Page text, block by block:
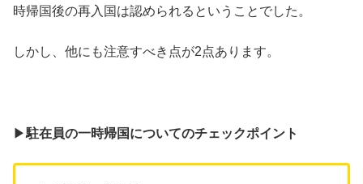
時帰国後の再入国は認められるということでした。
しかし、他にも注意すべき点が2点あります。
▶︎駐在員の一時帰国についてのチェックポイント